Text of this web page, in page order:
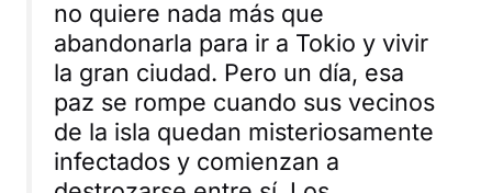
no quiere nada más que
abandonarla para ir a Tokio y vivir
la gran ciudad. Pero un día, esa
paz se rompe cuando sus vecinos
de la isla quedan misteriosamente
infectados y comienzan a